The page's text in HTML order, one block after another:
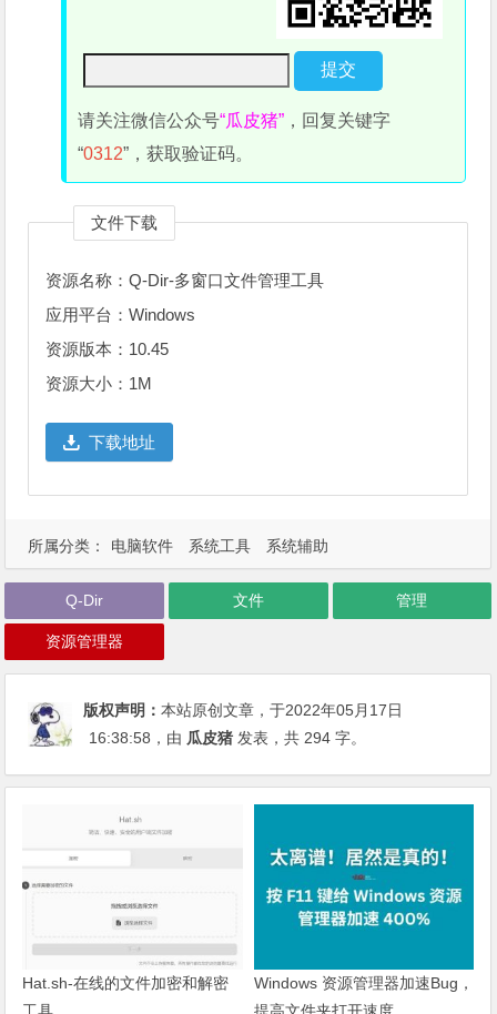
请关注微信公众号“瓜皮猪” ，回复关键字
“0312”，获取验证码。
文件下载
资源名称：Q-Dir-多窗口文件管理工具
应用平台：Windows
资源版本：10.45
资源大小：1M
下载地址
所属分类： 电脑软件 系统工具 系统辅助
Q-Dir 文件 管理
资源管理器
版权声明：本站原创文章，于2022年05月17日
16:38:58 ，由 瓜皮猪 发表，共 294 字。
Hat.sh-在线的文件加密和解密
工具
Windows 资源管理器加速Bug，
提高文件夹打开速度